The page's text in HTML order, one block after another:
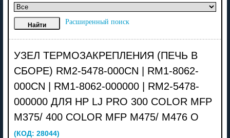
Расширенный поиск
УЗЕЛ ТЕРМОЗАКРЕПЛЕНИЯ (ПЕЧЬ В
СБОРЕ) RM2-5478-000CN | RM1-8062-
000CN | RM1-8062-000000 | RM2-5478-
000000 ДЛЯ HP LJ PRO 300 COLOR MFP
M375/ 400 COLOR MFP M475/ M476 О
(КОД: 28044)